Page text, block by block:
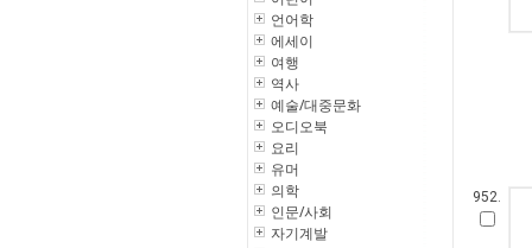
언어학
에세이
여행
역사
예술/대중문화
오디오북
요리
유머
의학
인문/사회
자기계발
952.